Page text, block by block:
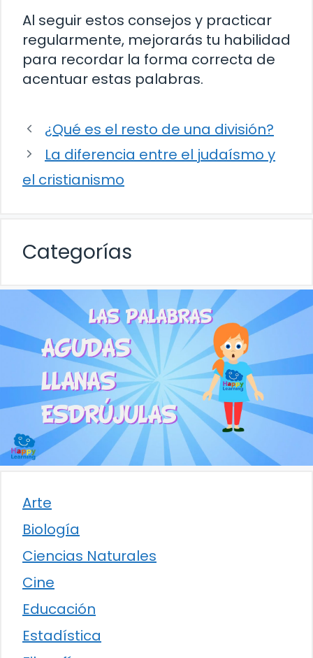
Al seguir estos consejos y practicar
regularmente, mejorarás tu habilidad
para recordar la forma correcta de
acentuar estas palabras.
¿Qué es el resto de una división?
La diferencia entre el judaísmo y
el cristianismo
Categorías
Arte
Biología
Ciencias Naturales
Cine
Educación
Estadística